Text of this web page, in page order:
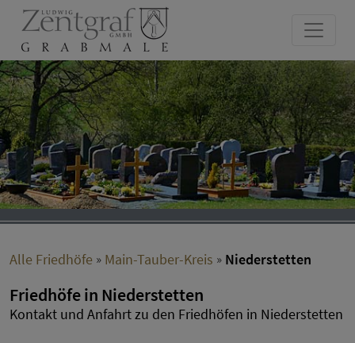
Alle Friedhöfe » Main-Tauber-Kreis » Niederstetten
Friedhöfe in Niederstetten
Kontakt und Anfahrt zu den Friedhöfen in Niederstetten